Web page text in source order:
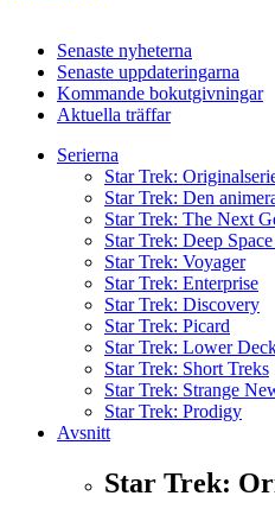
Senaste nyheterna
Senaste uppdateringarna
Kommande bokutgivningar
Aktuella träffar
Serierna
Star Trek:
Star Trek: Den
Star Trek: The Next
Star Trek: Deep
Star Trek: Voyager
Star Trek: Enterprise
Star Trek: Discovery
Star Trek: Picard
Star Trek: Lower
Star Trek: Short Treks
Star Trek: Strange
Star Trek: Prodigy
Avsnitt
Star Trek: